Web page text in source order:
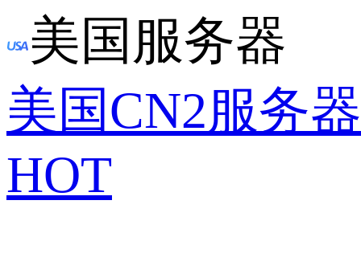
美国服务器
美国CN2服务器
HOT